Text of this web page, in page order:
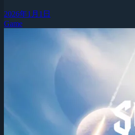
2026年1月1日
Game